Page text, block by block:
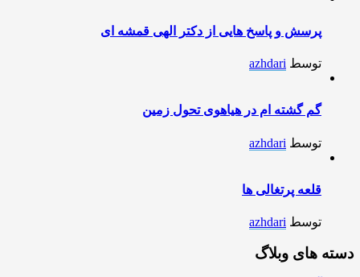
پرسش و پاسخ هایی از دکتر الهی قمشه ای
توسط azhdari
گم گشته ام در هیاهوی تحول زمین
توسط azhdari
قلعه پرتغالی ها
توسط azhdari
دسته های وبلاگ